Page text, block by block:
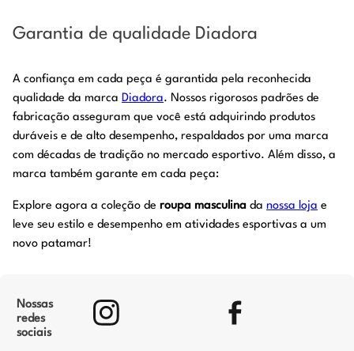
Garantia de qualidade Diadora
A confiança em cada peça é garantida pela reconhecida
qualidade da marca Diadora. Nossos rigorosos padrões de
fabricação asseguram que você está adquirindo produtos
duráveis e de alto desempenho, respaldados por uma marca
com décadas de tradição no mercado esportivo. Além disso, a
marca também garante em cada peça:
Explore agora a coleção de roupa masculina da nossa loja e
leve seu estilo e desempenho em atividades esportivas a um
novo patamar!
Nossas
redes
sociais